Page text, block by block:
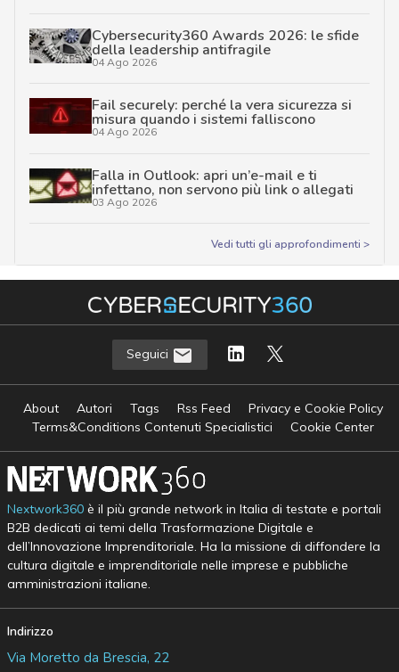
Cybersecurity360 Awards 2026: le sfide
della leadership antifragile
04 Ago 2026
Fail securely: perché la vera sicurezza si
misura quando i sistemi falliscono
04 Ago 2026
Falla in Outlook: apri un’e-mail e ti
infettano, non servono più link o allegati
03 Ago 2026
Vedi tutti gli approfondimenti >
Seguici
About Autori Tags Rss Feed
Privacy e Cookie Policy
Terms&Conditions Contenuti Specialistici
Cookie Center
Nextwork360è il più grande network in Italia di testate e portali
B2B dedicati ai temi della Trasformazione Digitale e
dell’Innovazione Imprenditoriale. Ha la missione di diffondere la
cultura digitale e imprenditoriale nelle imprese e pubbliche
amministrazioni italiane.
Indirizzo
Via Moretto da Brescia, 22